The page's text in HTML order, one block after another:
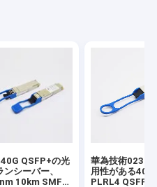
QSFP+の光
ンシーバー、
10km SMF
華為技術
用性がある
PLRL4 QSFP+